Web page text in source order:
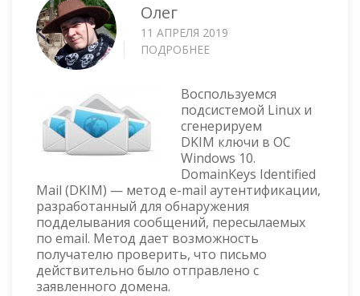
Олег
11 АПРЕЛЯ 2019
ПОДРОБНЕЕ
—
ГЕНЕРАЦИЯ
DKIM
КЛЮЧЕЙ
С
ПОМОЩЬЮ
ПОДСИСТЕМЫ
LINUX
Воспользуемся
подсистемой Linux и
сгенерируем
DKIM ключи в ОС
Windows 10.
DomainKeys Identified
Mail (DKIM) — метод e-mail аутентификации,
разработанный для обнаружения
подделывания сообщений, пересылаемых
по email. Метод дает возможность
получателю проверить, что письмо
действительно было отправлено с
заявленного домена.